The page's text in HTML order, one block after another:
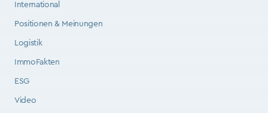
International
Positionen & Meinungen
Logistik
ImmoFakten
ESG
Video